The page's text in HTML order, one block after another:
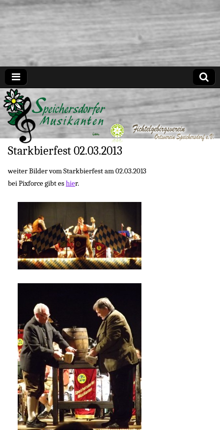
Speichersdorfer Musikanten
Starkbierfest 02.03.2013
weiter Bilder vom Starkbierfest am 02.03.2013
bei Pixforce gibt eshier.